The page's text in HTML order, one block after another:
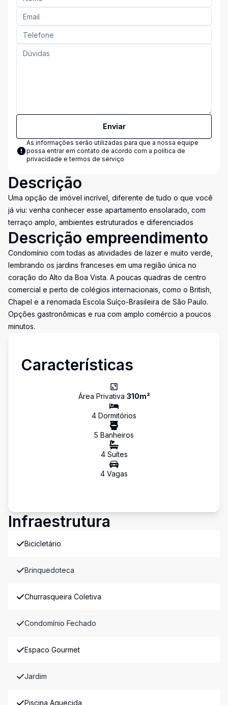
Enviar
As informações serão utilizadas para que a nossa equipe
possa entrar em contato de acordo com a política de
privacidade e termos de serviço
Descrição
Uma opção de imóvel incrível, diferente de tudo o que você
já viu: venha conhecer esse apartamento ensolarado, com
terraço amplo, ambientes estruturados e diferenciados
Descrição empreendimento
Condomínio com todas as atividades de lazer e muito verde,
lembrando os jardins franceses em uma região única no
coração do Alto da Boa Vista. A poucas quadras de centro
comercial e perto de colégios internacionais, como o British,
Chapel e a renomada Escola Suíço-Brasileira de São Paulo.
Opções gastronômicas e rua com amplo comércio a poucos
minutos.
Características
Área Privativa 310m²
4 Dormitórios
5 Banheiros
4Suítes
4 Vagas
Infraestrutura
Bicicletário
Brinquedoteca
Churrasqueira Coletiva
Condomínio Fechado
Espaco Gourmet
Jardim
Piscina Aquecida